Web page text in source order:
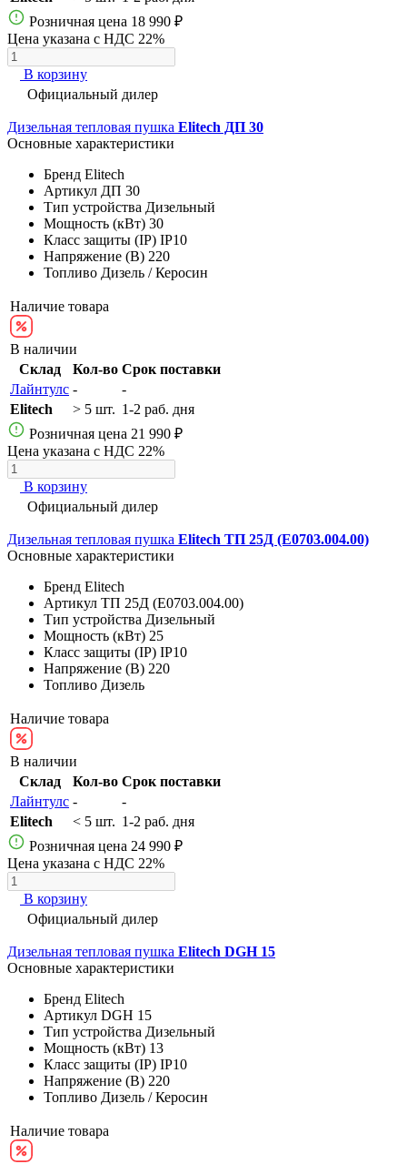
Розничная цена 18 990 ₽
Цена указана с НДС 22%
В корзину
Официальный дилер
Дизельная тепловая пушка Elitech ДП 30
Основные характеристики
Бренд Elitech
Артикул ДП 30
Тип устройства Дизельный
Мощность (кВт) 30
Класс защиты (IP) IP10
Напряжение (В) 220
Топливо Дизель / Керосин
Наличие товара
В наличии
Склад
Кол-во Срок поставки
Лайнтулс -
-
Elitech
> 5 шт. 1-2 раб. дня
Розничная цена 21 990 ₽
Цена указана с НДС 22%
В корзину
Официальный дилер
Дизельная тепловая пушка Elitech ТП 25Д (E0703.004.00)
Основные характеристики
Бренд Elitech
Артикул ТП 25Д (E0703.004.00)
Тип устройства Дизельный
Мощность (кВт) 25
Класс защиты (IP) IP10
Напряжение (В) 220
Топливо Дизель
Наличие товара
В наличии
Склад
Кол-во Срок поставки
Лайнтулс -
-
Elitech
< 5 шт. 1-2 раб. дня
Розничная цена 24 990 ₽
Цена указана с НДС 22%
В корзину
Официальный дилер
Дизельная тепловая пушка Elitech DGH 15
Основные характеристики
Бренд Elitech
Артикул DGH 15
Тип устройства Дизельный
Мощность (кВт) 13
Класс защиты (IP) IP10
Напряжение (В) 220
Топливо Дизель / Керосин
Наличие товара